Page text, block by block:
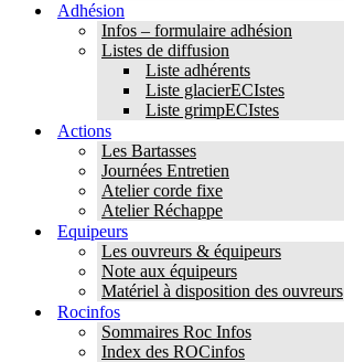
Adhésion
Infos – formulaire adhésion
Listes de diffusion
Liste adhérents
Liste glacierECIstes
Liste grimpECIstes
Actions
Les Bartasses
Journées Entretien
Atelier corde fixe
Atelier Réchappe
Equipeurs
Les ouvreurs & équipeurs
Note aux équipeurs
Matériel à disposition des ouvreurs
Rocinfos
Sommaires Roc Infos
Index des ROCinfos